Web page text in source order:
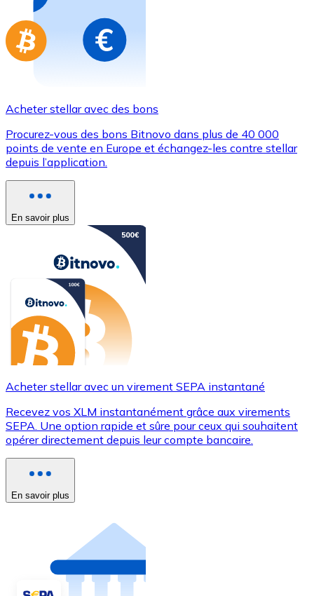
Aller à la boutique de cartes-cadeaux
Acheter stellar avec des bons
Procurez-vous des bons Bitnovo dans plus de 40 000
points de vente en Europe et échangez-les contre stellar
depuis l’application.
En savoir plus
Acheter stellar avec un virement SEPA instantané
Recevez vos XLM instantanément grâce aux virements
SEPA. Une option rapide et sûre pour ceux qui souhaitent
opérer directement depuis leur compte bancaire.
En savoir plus